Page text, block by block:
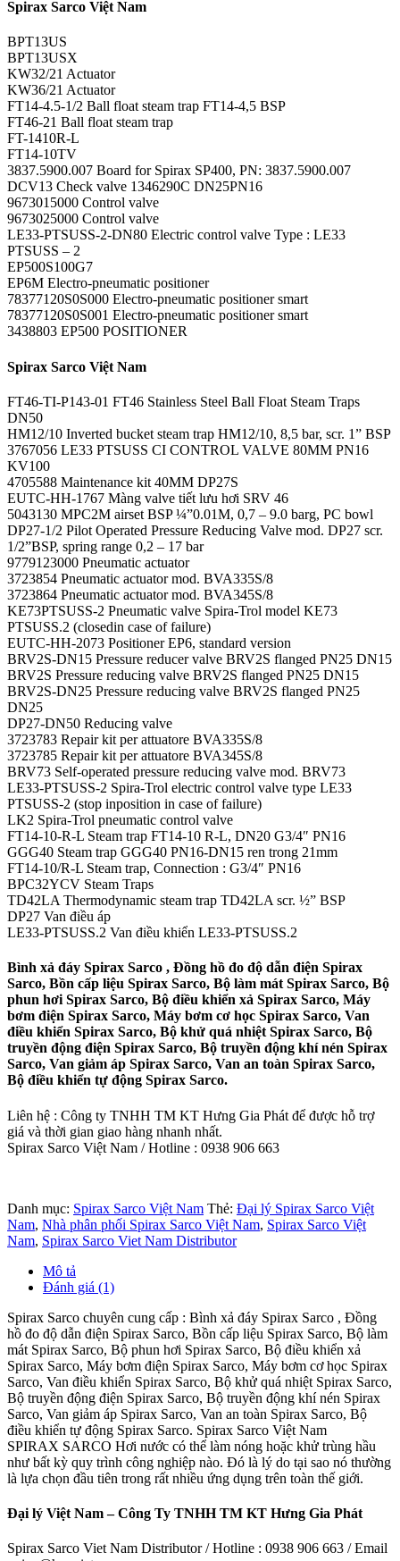
Spirax Sarco Việt Nam
BPT13US
BPT13USX
KW32/21 Actuator
KW36/21 Actuator
FT14-4.5-1/2 Ball float steam trap FT14-4,5 BSP
FT46-21 Ball float steam trap
FT-1410R-L
FT14-10TV
3837.5900.007 Board for Spirax SP400, PN: 3837.5900.007
DCV13 Check valve 1346290C DN25PN16
9673015000 Control valve
9673025000 Control valve
LE33-PTSUSS-2-DN80 Electric control valve Type : LE33
PTSUSS – 2
EP500S100G7
EP6M Electro-pneumatic positioner
78377120S0S000 Electro-pneumatic positioner smart
78377120S0S001 Electro-pneumatic positioner smart
3438803 EP500 POSITIONER
Spirax Sarco Việt Nam
FT46-TI-P143-01 FT46 Stainless Steel Ball Float Steam Traps
DN50
HM12/10 Inverted bucket steam trap HM12/10, 8,5 bar, scr. 1” BSP
3767056 LE33 PTSUSS CI CONTROL VALVE 80MM PN16
KV100
4705588 Maintenance kit 40MM DP27S
EUTC-HH-1767 Màng valve tiết lưu hơi SRV 46
5043130 MPC2M airset BSP ¼”0.01M, 0,7 – 9.0 barg, PC bowl
DP27-1/2 Pilot Operated Pressure Reducing Valve mod. DP27 scr.
1/2”BSP, spring range 0,2 – 17 bar
9779123000 Pneumatic actuator
3723854 Pneumatic actuator mod. BVA335S/8
3723864 Pneumatic actuator mod. BVA345S/8
KE73PTSUSS-2 Pneumatic valve Spira-Trol model KE73
PTSUSS.2 (closedin case of failure)
EUTC-HH-2073 Positioner EP6, standard version
BRV2S-DN15 Pressure reducer valve BRV2S flanged PN25 DN15
BRV2S Pressure reducing valve BRV2S flanged PN25 DN15
BRV2S-DN25 Pressure reducing valve BRV2S flanged PN25
DN25
DP27-DN50 Reducing valve
3723783 Repair kit per attuatore BVA335S/8
3723785 Repair kit per attuatore BVA345S/8
BRV73 Self-operated pressure reducing valve mod. BRV73
LE33-PTSUSS-2 Spira-Trol electric control valve type LE33
PTSUSS-2 (stop inposition in case of failure)
LK2 Spira-Trol pneumatic control valve
FT14-10-R-L Steam trap FT14-10 R-L, DN20 G3/4″ PN16
GGG40 Steam trap GGG40 PN16-DN15 ren trong 21mm
FT14-10/R-L Steam trap, Connection : G3/4″ PN16
BPC32YCV Steam Traps
TD42LA Thermodynamic steam trap TD42LA scr. ½” BSP
DP27 Van điều áp
LE33-PTSUSS.2 Van điều khiển LE33-PTSUSS.2
Bình xả đáy Spirax Sarco , Đồng hồ đo độ dẫn điện Spirax
Sarco, Bồn cấp liệu Spirax Sarco, Bộ làm mát Spirax Sarco, Bộ
phun hơi Spirax Sarco, Bộ điều khiển xả Spirax Sarco, Máy
bơm điện Spirax Sarco, Máy bơm cơ học Spirax Sarco, Van
điều khiển Spirax Sarco, Bộ khử quá nhiệt Spirax Sarco, Bộ
truyền động điện Spirax Sarco, Bộ truyền động khí nén Spirax
Sarco, Van giảm áp Spirax Sarco, Van an toàn Spirax Sarco,
Bộ điều khiển tự động Spirax Sarco.
Liên hệ : Công ty TNHH TM KT Hưng Gia Phát để được hỗ trợ
giá và thời gian giao hàng nhanh nhất.
Spirax Sarco Việt Nam / Hotline : 0938 906 663
Danh mục: Spirax Sarco Việt Nam Thẻ: Đại lý Spirax Sarco Việt
Nam, Nhà phân phối Spirax Sarco Việt Nam, Spirax Sarco Việt
Nam, Spirax Sarco Viet Nam Distributor
Mô tả
Đánh giá (1)
Spirax Sarco chuyên cung cấp : Bình xả đáy Spirax Sarco , Đồng
hồ đo độ dẫn điện Spirax Sarco, Bồn cấp liệu Spirax Sarco, Bộ làm
mát Spirax Sarco, Bộ phun hơi Spirax Sarco, Bộ điều khiển xả
Spirax Sarco, Máy bơm điện Spirax Sarco, Máy bơm cơ học Spirax
Sarco, Van điều khiển Spirax Sarco, Bộ khử quá nhiệt Spirax Sarco,
Bộ truyền động điện Spirax Sarco, Bộ truyền động khí nén Spirax
Sarco, Van giảm áp Spirax Sarco, Van an toàn Spirax Sarco, Bộ
điều khiển tự động Spirax Sarco. Spirax Sarco Việt Nam
SPIRAX SARCO Hơi nước có thể làm nóng hoặc khử trùng hầu
như bất kỳ quy trình công nghiệp nào. Đó là lý do tại sao nó thường
là lựa chọn đầu tiên trong rất nhiều ứng dụng trên toàn thế giới.
Đại lý Việt Nam – Công Ty TNHH TM KT Hưng Gia Phát
Spirax Sarco Viet Nam Distributor / Hotline : 0938 906 663 / Email